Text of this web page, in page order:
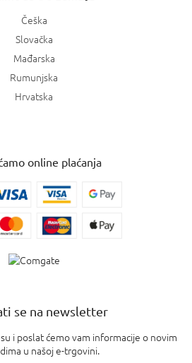
Češka
Slovačka
Mađarska
Rumunjska
Hrvatska
online plaćanja
se na newsletter
i poslat ćemo vam informacije o novim
u našoj e-trgovini.